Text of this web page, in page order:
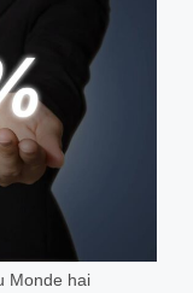
Monde hai